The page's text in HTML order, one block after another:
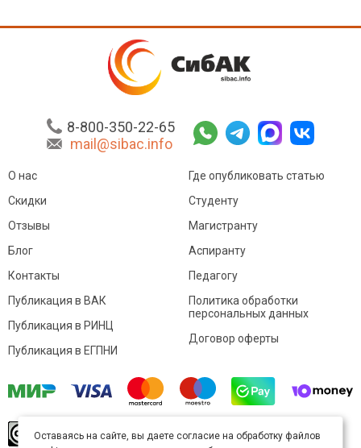
8-800-350-22-65
mail@sibac.info
О нас
Скидки
Отзывы
Блог
Контакты
Где опубликовать статью
Студенту
Магистранту
Аспиранту
Педагогу
Публикация в ВАК
Публикация в РИНЦ
Публикация в ЕГПНИ
Политика обработки
персональных данных
Договор оферты
произведение доступно полицензии Creative
Оставаясь на сайте, вы даете согласие на обработку файлов